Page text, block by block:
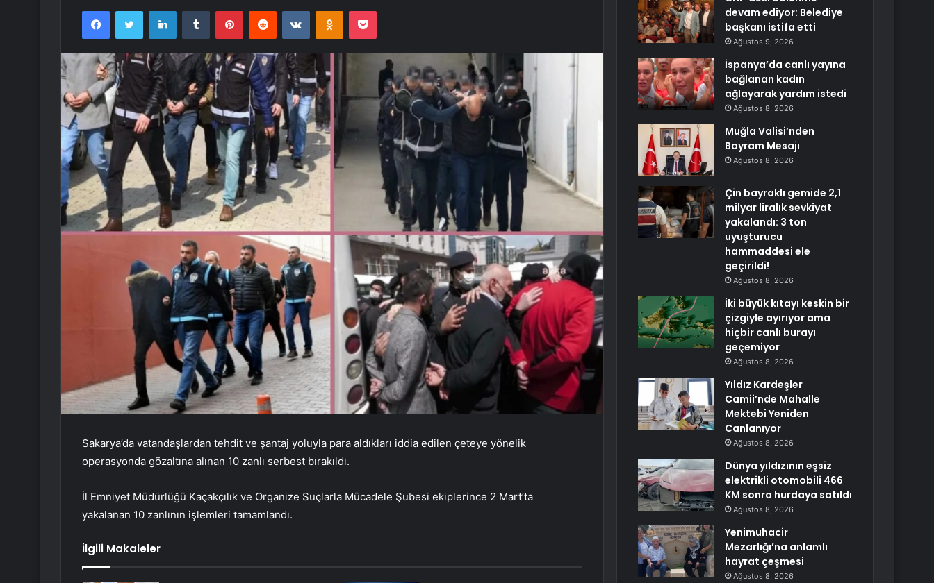
FacebookTwitter LinkedInTumblr PinterestReddit VKontakteOdnoklassniki
Pocket
Sakarya’da vatandaşlardan tehdit ve şantaj yoluyla para aldıkları iddia edilen çeteye yönelik
operasyonda gözaltına alınan 10 zanlı serbest bırakıldı.
İl Emniyet Müdürlüğü Kaçakçılık ve Organize Suçlarla Mücadele Şubesi ekiplerince 2 Mart’ta
yakalanan 10 zanlının işlemleri tamamlandı.
İlgili Makaleler
devam ediyor: Belediye
başkanı istifa etti
Ağustos 9, 2026
İspanya’da canlı yayına
bağlanan kadın
ağlayarak yardım istedi
Ağustos 8, 2026
Muğla Valisi’nden
Bayram Mesajı
Ağustos 8, 2026
Çin bayraklı gemide 2,1
milyar liralık sevkiyat
yakalandı: 3 ton
uyuşturucu
hammaddesi ele
geçirildi!
Ağustos 8, 2026
İki büyük kıtayı keskin bir
çizgiyle ayırıyor ama
hiçbir canlı burayı
geçemiyor
Ağustos 8, 2026
Yıldız Kardeşler
Camii’nde Mahalle
Mektebi Yeniden
Canlanıyor
Ağustos 8, 2026
Dünya yıldızının eşsiz
elektrikli otomobili 466
KM sonra hurdaya satıldı
Ağustos 8, 2026
Yenimuhacir
Mezarlığı’na anlamlı
hayrat çeşmesi
Ağustos 8, 2026